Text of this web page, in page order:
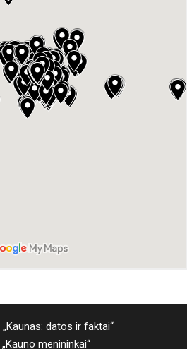
datos ir faktai“
menininkai“